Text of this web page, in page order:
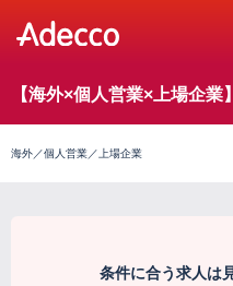
【海外×個人営業×上場企業
海外／個人営業／上場企業
条件に合う求人は